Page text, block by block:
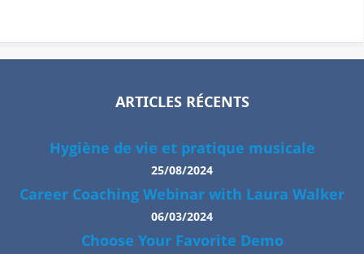
ARTICLES RÉCENTS
Hygiène de vie et pratique musicale
25/08/2024
Career Coaching Webinar with Laura Walker
06/03/2024
Choose Your Favorite Demo